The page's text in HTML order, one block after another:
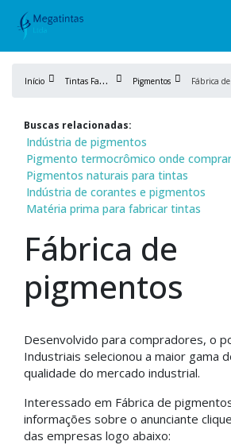
Início T
intas Fabricação Pigmentos
Buscas relacionadas:
Indústria de pigmentos
Pigmento termocrômico onde comprar
Pigmentos naturais para tintas
Indústria de corantes e pigmentos
Matéria prima para fabricar tintas
Fábrica de
pigmentos
Desenvolvido para compradores, o
Industriais selecionou a maior gama
qualidade do mercado industrial.
Interessado em Fábrica de
informações sobre o anunciante
das empresas logo abaixo: